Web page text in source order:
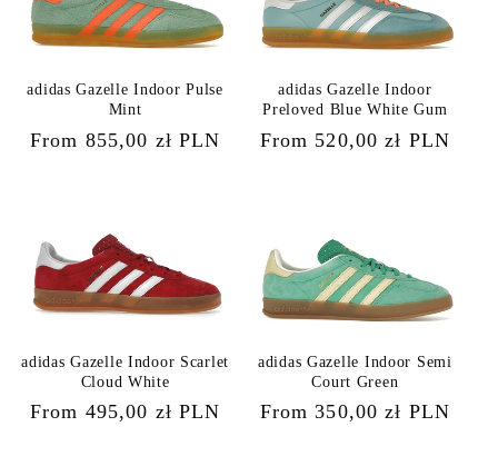
adidas Gazelle Indoor Pulse
Mint
Regular
From 855,00 zł PLN
adidas Gazelle Indoor
Preloved Blue White Gum
Regular
From 520,00 zł PLN
adidas Gazelle Indoor Scarlet
Cloud White
Regular
From 495,00 zł PLN
adidas Gazelle Indoor Semi
Court Green
Regular
From 350,00 zł PLN